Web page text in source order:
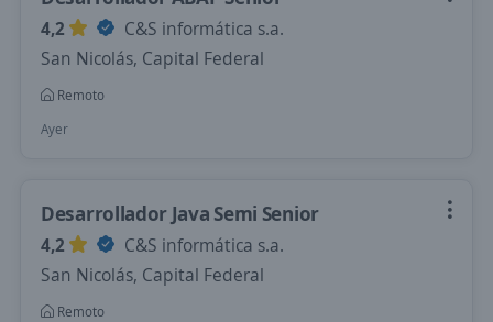
4,2
C&S informática s.a.
San Nicolás, Capital Federal
Remoto
Ayer
Desarrollador Java Semi Senior
4,2
C&S informática s.a.
San Nicolás, Capital Federal
Remoto